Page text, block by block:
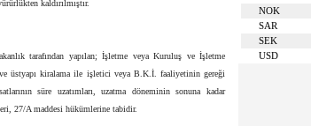
kaldırılmıştır.
tarafından yapılan; İşletme veya Kuruluş ve İşletme
üstyapı kiralama ile işletici veya B.K.İ. faaliyetinin gereği
süre uzatımları, uzatma döneminin sonuna kadar
27/A maddesi hükümlerine tabidir.
NOK
SAR
SEK
USD